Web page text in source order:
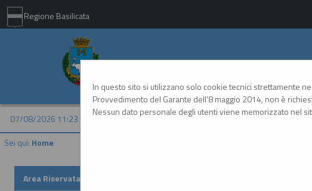
Regione Basilicata
Comune di Matera - Gare
07/08/2026 11:23
Sei qui: Home
In questo sito si utilizzano solo cookie tecnici strettamente
Provvedimento del Garante dell'8 maggio 2014, non è
Nessun dato personale degli utenti viene memorizzato nel
Area Riservata